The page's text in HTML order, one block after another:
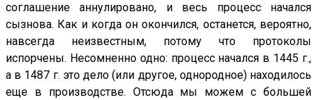
соглашение аннулировано, и весь процесс начался
сызнова. Как и когда он окончился, останется, вероятно,
навсегда неизвестным, потому что протоколы
испорчены. Несомненно одно: процесс начался в 1445 г.,
а в 1487 г. это дело (или другое, однородное) находилось
еще в производстве. Отсюда мы можем с большей